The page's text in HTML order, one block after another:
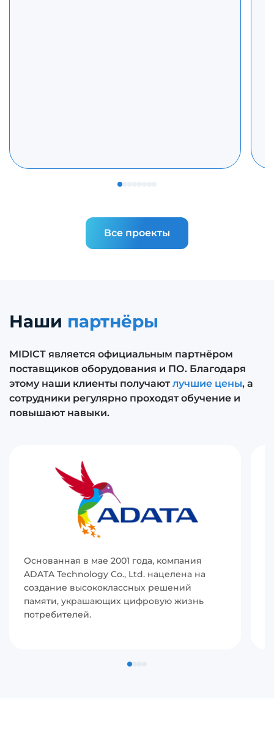
Все проекты
Наши партнёры
MIDICT является официальным партнёром
поставщиков оборудования и ПО. Благодаря
этому наши клиенты получаютлучшие цены, а
сотрудники регулярно проходят обучение и
повышают навыки.
Основанная в мае 2001 года, компания
ADATA Technology Co., Ltd. нацелена на
создание высококлассных решений
памяти, украшающих цифровую жизнь
потребителей.